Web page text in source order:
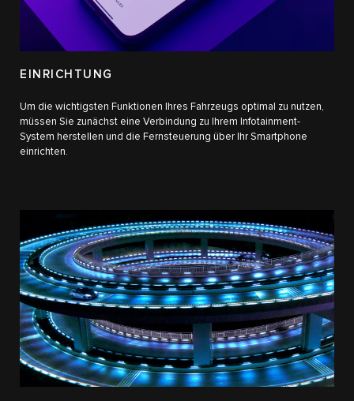
EINRICHTUNG
Um die wichtigsten Funktionen Ihres Fahrzeugs optimal zu nutzen,
müssen Sie zunächst eine Verbindung zu Ihrem Infotainment-
System herstellen und die Fernsteuerung über Ihr Smartphone
einrichten.